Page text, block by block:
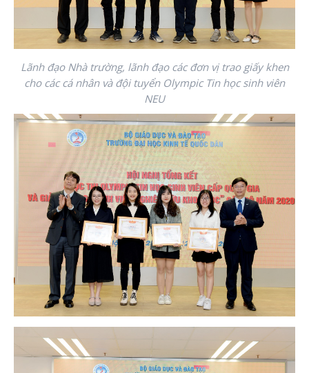
Lãnh đạo Nhà trường, lãnh đạo các đơn vị trao giấy khen
cho các cá nhân và đội tuyển Olympic Tin học sinh viên
NEU